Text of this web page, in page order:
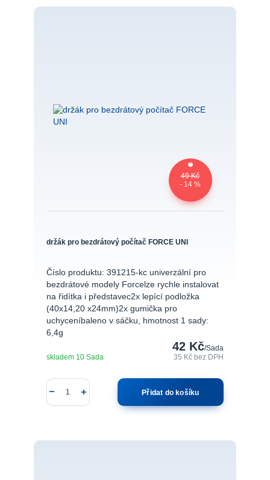
49 Kč
- 14 %
držák pro bezdrátový počítač FORCE UNI
Číslo produktu: 391215-kc univerzální pro
bezdrátové modely Forcelze rychle instalovat
na řidítka i představec2x lepící podložka
(40x14,20 x24mm)2x gumička pro
uchyceníbaleno v sáčku, hmotnost 1 sady:
6,4g
42 Kč/Sada
35 Kč bez DPH
skladem 10 Sada
Přidat do košíku